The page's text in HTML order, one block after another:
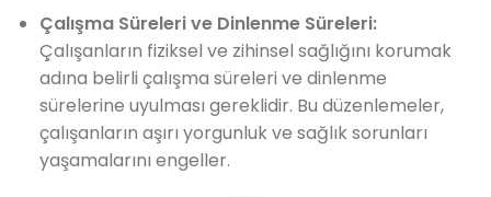
Çalışma Süreleri ve Dinlenme Süreleri:
Çalışanların fiziksel ve zihinsel sağlığını korumak
adına belirli çalışma süreleri ve dinlenme
sürelerine uyulması gereklidir. Bu düzenlemeler,
çalışanların aşırı yorgunluk ve sağlık sorunları
yaşamalarını engeller.